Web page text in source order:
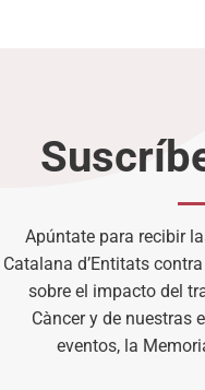
Apúntate para recibir
Catalana d’Entitats
sobre el impacto del
Càncer y de nuestras
eventos, la